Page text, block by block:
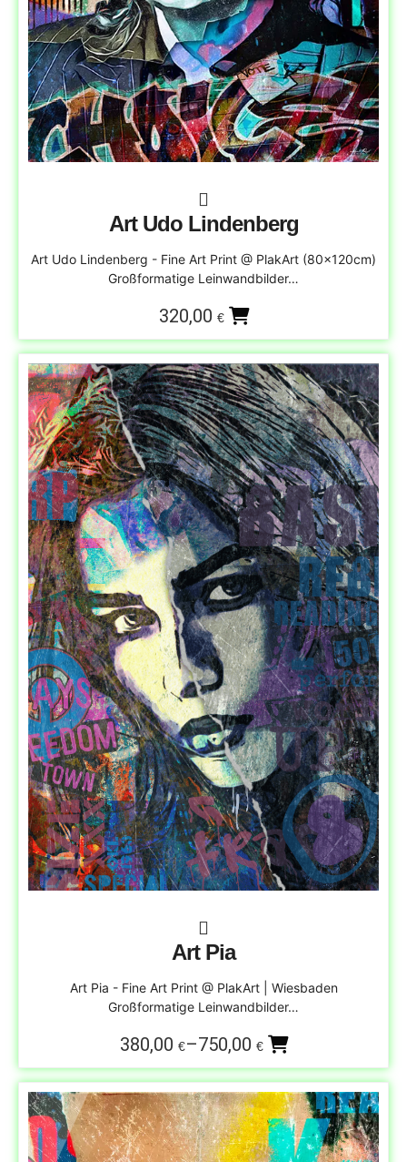
Art Udo Lindenberg
Art Udo Lindenberg - Fine Art Print @ PlakArt (80x120cm)
Großformatige Leinwandbilder…
320,00 €
Art Pia
Art Pia - Fine Art Print @ PlakArt | Wiesbaden
Großformatige Leinwandbilder…
380,00 €–750,00 €